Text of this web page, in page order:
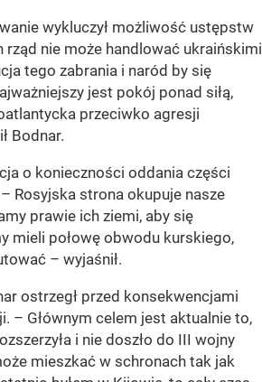
wykluczył możliwość ustępstw
rząd nie może handlować ukraińskimi
tego zabrania i naród by się
jest pokój ponad siłą,
przeciwko agresji
Bodnar.
o konieczności oddania części
Rosyjska strona okupuje nasze
prawie ich ziemi, aby się
mieli połowę obwodu kurskiego,
– wyjaśnił.
ostrzegł przed konsekwencjami
– Głównym celem jest aktualnie to,
i nie doszło do III wojny
mieszkać w schronach tak jak